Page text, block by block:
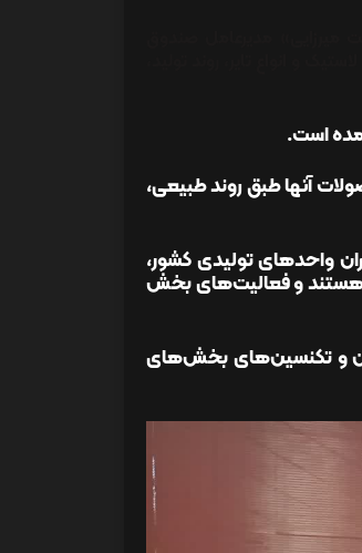
است.
آنها طبق روند طبیعی،
واحدهای تولیدی کشور،
هستند و فعالیت‌های بخش
و تکنسین‌های بخش‌های